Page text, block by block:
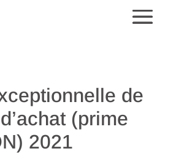
de
(prime
2021